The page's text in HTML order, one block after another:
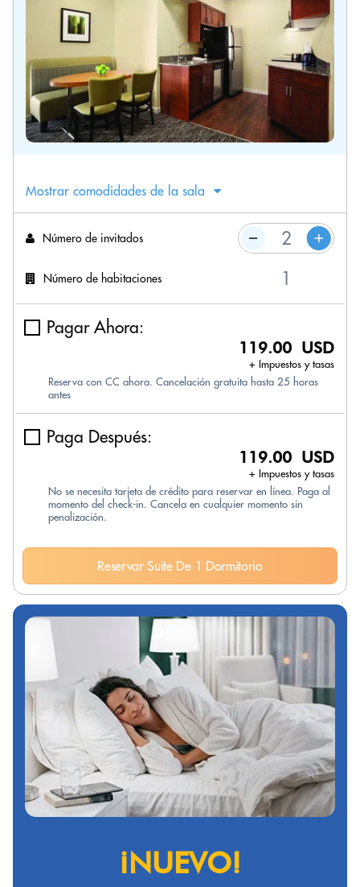
Mostrar comodidades de la sala
Número de invitados
Número de habitaciones
Pagar Ahora:
119.00 USD
+ Impuestos y tasas
Reserva con CC ahora. Cancelación gratuita hasta 25 horas
antes
Paga Después:
119.00 USD
+ Impuestos y tasas
No se necesita tarjeta de crédito para reservar en línea. Paga al
momento del check-in. Cancela en cualquier momento sin
penalización.
Reservar Suite De 1 Dormitorio
¡NUEVO!